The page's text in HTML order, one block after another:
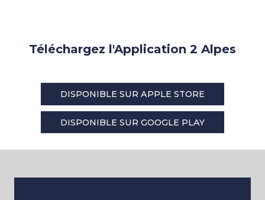
Téléchargez l'Application 2 Alpes
DISPONIBLE SUR APPLE STORE
DISPONIBLE SUR GOOGLE PLAY